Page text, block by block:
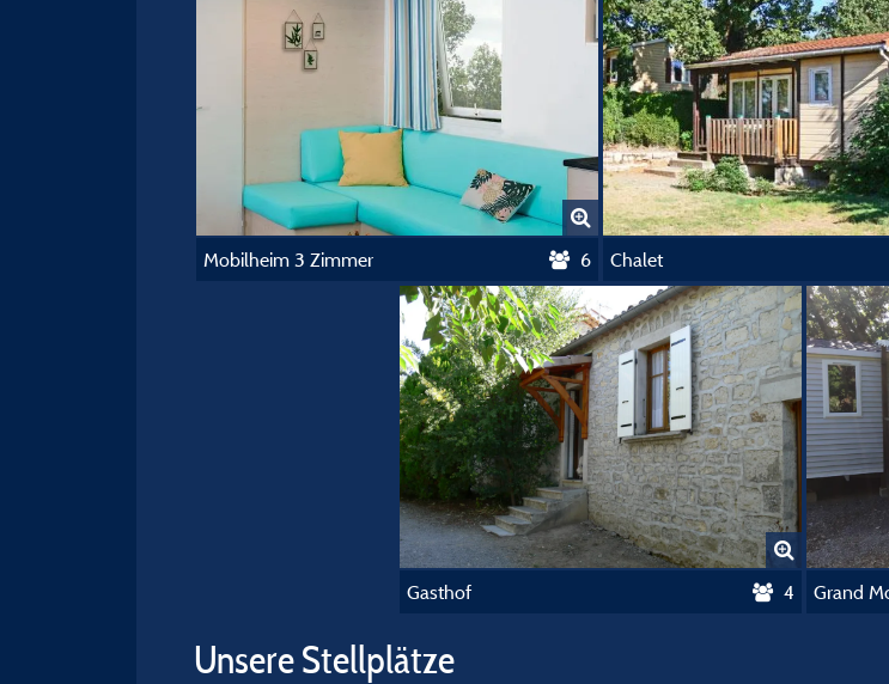
Mobilheim 3 Zimmer 6 Chalet
Gasthof 4 Grand
Unsere Stellplätze